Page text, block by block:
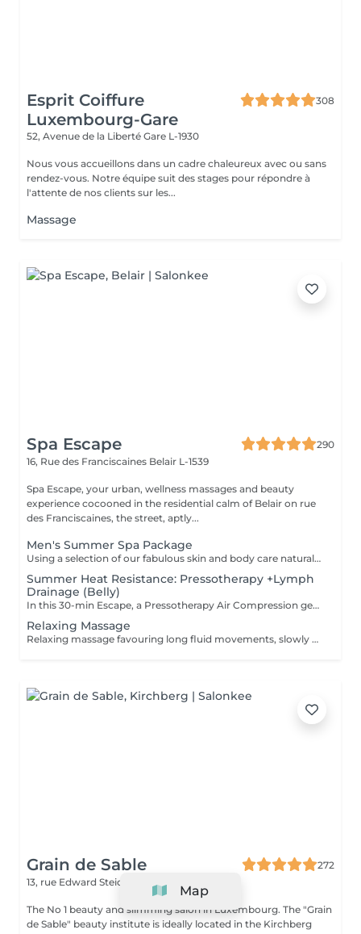
Esprit Coiffure
Luxembourg-Gare
308
52, Avenue de la Liberté Gare L-1930
Nous vous accueillons dans un cadre chaleureux avec ou sans
rendez-vous. Notre équipe suit des stages pour répondre à
l'attente de nos clients sur les...
Massage
Spa Escape
290
16, Rue des Franciscaines Belair L-1539
Spa Escape, your urban, wellness massages and beauty
experience cocooned in the residential calm of Belair on rue
des Franciscaines, the street, aptly...
Men's Summer Spa Package
Using a selection of our fabulous skin and body care natural and organic products, we provide you with a Kanzu foot bath and massage while you sip on a thyme and cucumber Sparkling Water concoction (optional). Then feel the tension and stress melt away from your face, neck, shoulders and scalp as you lay back and experience an upper body massage followed by an intoxicating, hot-towel face treatment ending with a calming hair and scalp massage.
Summer Heat Resistance: Pressotherapy +Lymph
Drainage (Belly)
In this 30-min Escape, a Pressotherapy Air Compression gently tightens & relaxes the legs to boosts lymphatic drainage and reduces water retention. We add a Lymphatic Drainage Belly Massage to soothe tension and/or toxins caught in the tummy area. Your legs, and feet feel lighter, your body feels less bloated. This offer is available on Tuesday to Thursday from 10 to 3pm.
Relaxing Massage
Relaxing massage favouring long fluid movements, slowly enveloping your body for profound calm of your body and mind. No detailed muscle work is involved. The massage commences with an essential oil foot refresher which is necessary to release tension. *Light to medium pressure.
Grain de Sable
272
13, rue Edward Steichen
Kirchberg L-2540
The No 1 beauty and slimming salon in Luxembourg. The "Grain
de Sable" beauty institute is ideally located in the Kirchberg
Map